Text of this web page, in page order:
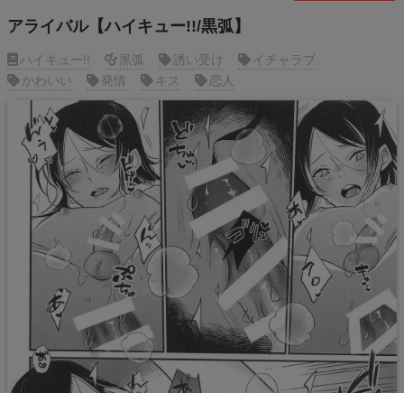
アライバル【ハイキュー!!/黒弧】
ハイキュー!! 黒弧 誘い受け
イチャラブ
かわいい
発情 キス 恋人